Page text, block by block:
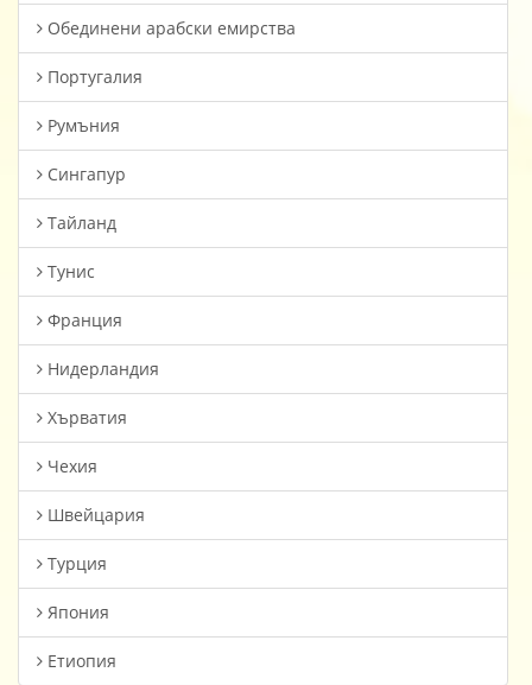
Oбединени арабски емирства
Португалия
Румъния
Сингапур
Тайланд
Тунис
Франция
Нидерландия
Хърватия
Чехия
Швейцария
Турция
Япония
Етиопия